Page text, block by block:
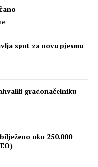
spot za novu pjesmu
gradonačelniku
oko 250.000